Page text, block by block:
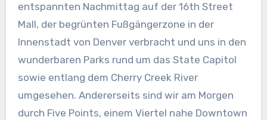
entspannten Nachmittag auf der 16th Street
Mall, der begrünten Fußgängerzone in der
Innenstadt von Denver verbracht und uns in den
wunderbaren Parks rund um das State Capitol
sowie entlang dem Cherry Creek River
umgesehen. Andererseits sind wir am Morgen
durch Five Points, einem Viertel nahe Downtown